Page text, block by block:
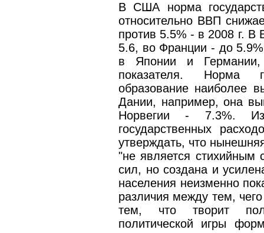
В США норма
относительно ВВП
против 5.5% - в 2008 г. В
5.6, во Франции - до
в Японии и Германии,
показателя. Норма
образование наиболее
Дании, например, она
Норвегии - 7.3%.
государственных
утверждать, что
"не является стихийным
сил, но создана и
населения неизменно
различия между тем,
тем, что творит
политической игры